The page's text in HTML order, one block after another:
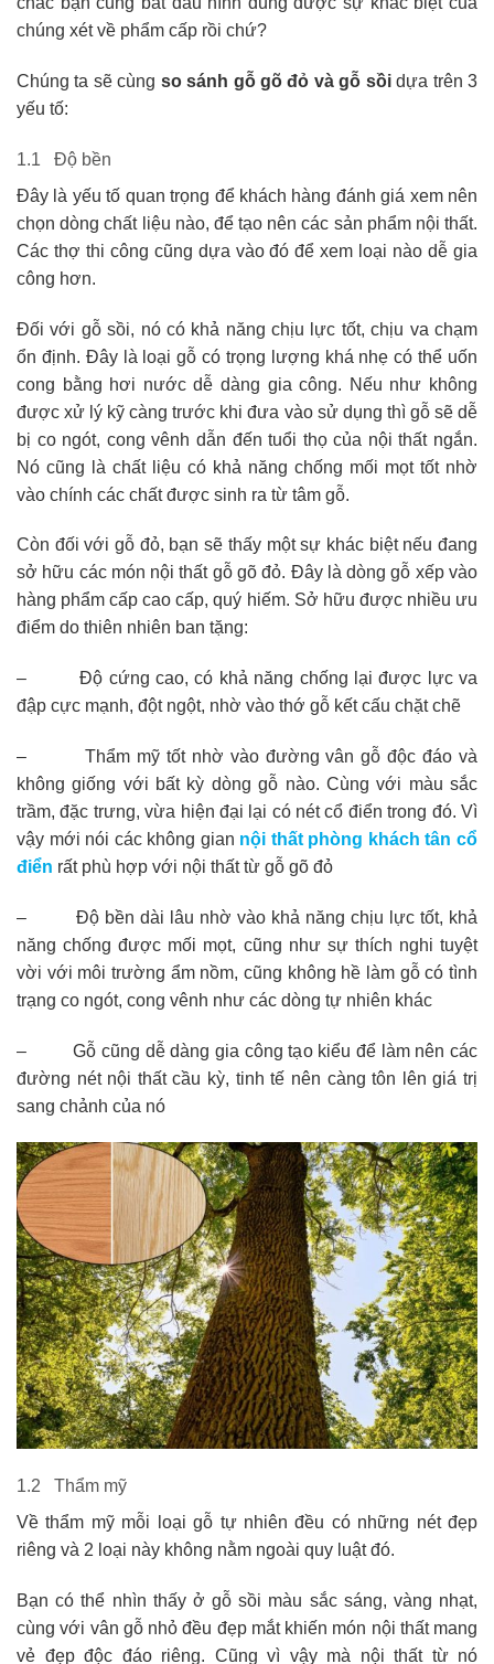
chúng xét về phẩm cấp rồi chứ?
Chúng ta sẽ cùng so sánh gỗ gõ đỏ và gỗ sồidựa trên 3
yếu tố:
1.1 Độ bền
Đây là yếu tố quan trọng để khách hàng đánh giá xem nên
chọn dòng chất liệu nào, để tạo nên các sản phẩm nội thất.
Các thợ thi công cũng dựa vào đó để xem loại nào dễ gia
công hơn.
Đối với gỗ sồi, nó có khả năng chịu lực tốt, chịu va chạm
ổn định. Đây là loại gỗ có trọng lượng khá nhẹ có thể uốn
cong bằng hơi nước dễ dàng gia công. Nếu như không
được xử lý kỹ càng trước khi đưa vào sử dụng thì gỗ sẽ dễ
bị co ngót, cong vênh dẫn đến tuổi thọ của nội thất ngắn.
Nó cũng là chất liệu có khả năng chống mối mọt tốt nhờ
vào chính các chất được sinh ra từ tâm gỗ.
Còn đối với gỗ đỏ, bạn sẽ thấy một sự khác biệt nếu đang
sở hữu các món nội thất gỗ gõ đỏ. Đây là dòng gỗ xếp vào
hàng phẩm cấp cao cấp, quý hiếm. Sở hữu được nhiều ưu
điểm do thiên nhiên ban tặng:
– Độ cứng cao, có khả năng chống lại được lực va
đập cực mạnh, đột ngột, nhờ vào thớ gỗ kết cấu chặt chẽ
– Thẩm mỹ tốt nhờ vào đường vân gỗ độc đáo và
không giống với bất kỳ dòng gỗ nào. Cùng với màu sắc
trầm, đặc trưng, vừa hiện đại lại có nét cổ điển trong đó. Vì
vậy mới nói các không gian nội thất phòng khách tân cổ
điển rất phù hợp với nội thất từ gỗ gõ đỏ
– Độ bền dài lâu nhờ vào khả năng chịu lực tốt, khả
năng chống được mối mọt, cũng như sự thích nghi tuyệt
vời với môi trường ẩm nồm, cũng không hề làm gỗ có tình
trạng co ngót, cong vênh như các dòng tự nhiên khác
– Gỗ cũng dễ dàng gia công tạo kiểu để làm nên các
đường nét nội thất cầu kỳ, tinh tế nên càng tôn lên giá trị
sang chảnh của nó
1.2 Thẩm mỹ
Về thẩm mỹ mỗi loại gỗ tự nhiên đều có những nét đẹp
riêng và 2 loại này không nằm ngoài quy luật đó.
Bạn có thể nhìn thấy ở gỗ sồi màu sắc sáng, vàng nhạt,
cùng với vân gỗ nhỏ đều đẹp mắt khiến món nội thất mang
vẻ đẹp độc đáo riêng. Cũng vì vậy mà nội thất từ nó